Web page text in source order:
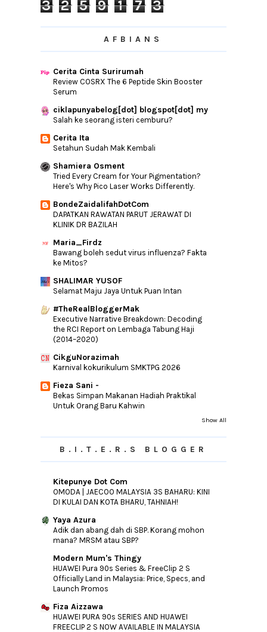
►June(15)
May(9)
►February (15)
►January
► 2016(240)
► 2014(46)
►2012(76)
►
► 2010(44)
3 2 5 9 1 7 3
AFBIANS
Cerita Cinta Surirumah
Review COSRX The 6 Peptide Skin Booster
Serum
ciklapunyabelog[dot] blogspot[dot] my
Salah ke seorang isteri cemburu?
Cerita Ita
Setahun Sudah Mak Kembali
Shamiera Osment
Tried Every Cream for Your Pigmentation?
Here's Why Pico Laser Works Differently.
BondeZaidalifahDotCom
DAPATKAN RAWATAN PARUT JERAWAT DI
KLINIK DR BAZILAH
Maria_Firdz
Bawang boleh sedut virus influenza? Fakta
ke Mitos?
SHALIMAR YUSOF
Selamat Maju Jaya Untuk Puan Intan
#TheRealBloggerMak
Executive Narrative Breakdown: Decoding
the RCI Report on Lembaga Tabung Haji
(2014–2020)
CikguNorazimah
Karnival kokurikulum SMKTPG 2026
Fieza Sani -
Bekas Simpan Makanan Hadiah Praktikal
Untuk Orang Baru Kahwin
Show All
B.I.T.E.R.S BLOGGER
Kitepunye Dot Com
OMODA | JAECOO MALAYSIA 3S BAHARU: KINI
DI KULAI DAN KOTA BHARU, TAHNIAH!
Yaya Azura
Adik dan abang dah di SBP. Korang mohon
mana? MRSM atau SBP?
Modern Mum's Thingy
HUAWEI Pura 90s Series & FreeClip 2 S
Officially Land in Malaysia: Price, Specs, and
Launch Promos
Fiza Aizzawa
HUAWEI PURA 90s SERIES AND HUAWEI
FREECLIP 2 S NOW AVAILABLE IN MALAYSIA